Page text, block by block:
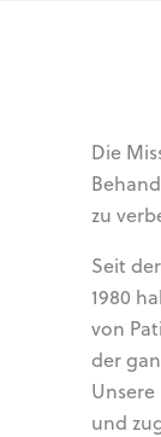
Die
zu
Seit
1980
von
der
und